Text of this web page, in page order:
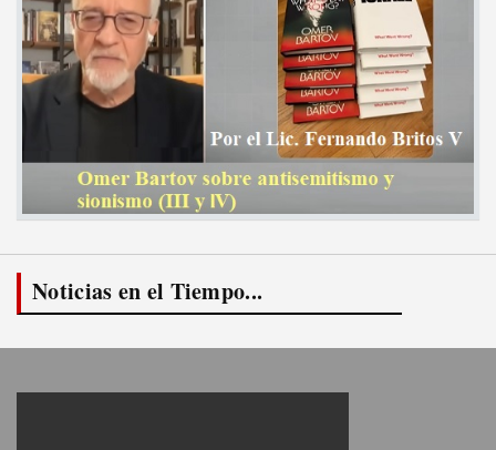
Noticias en el Tiempo...